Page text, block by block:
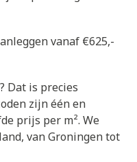
vanaf €625,-
Dat is precies
zijn één en
prijs per m². We
van Groningen tot